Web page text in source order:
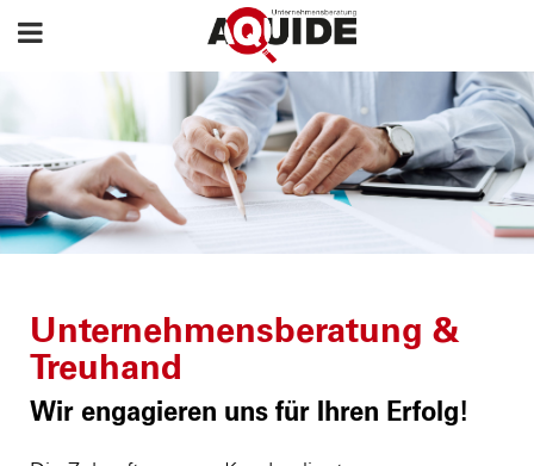
Unternehmensberatung &
Treuhand
Wir engagieren uns für Ihren Erfolg!